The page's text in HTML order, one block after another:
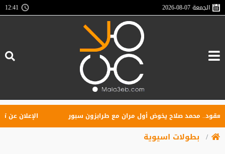
الجمعة2026-08-07
12:41
محمد صلاح يخوض أول مران مع طرابزون سبور الإعلان عن
بطولات اسيوية